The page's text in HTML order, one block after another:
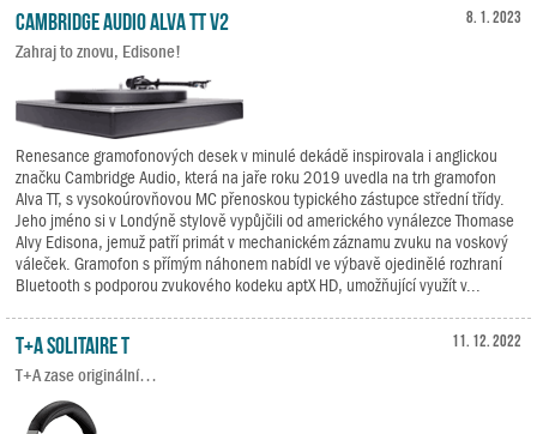
8. 1. 2023
Cambridge Audio Alva TT V2
Zahraj to znovu, Edisone!
Renesance gramofonových desek v minulé dekádě inspirovala i anglickou
značku Cambridge Audio, která na jaře roku 2019 uvedla na trh gramofon
Alva TT, s vysokoúrovňovou MC přenoskou typického zástupce střední třídy.
Jeho jméno si v Londýně stylově vypůjčili od amerického vynálezce Thomase
Alvy Edisona, jemuž patří primát v mechanickém záznamu zvuku na voskový
váleček. Gramofon s přímým náhonem nabídl ve výbavě ojedinělé rozhraní
Bluetooth s podporou zvukového kodeku aptX HD, umožňující využít v...
11. 12. 2022
T+A Solitaire T
T+A zase originální…